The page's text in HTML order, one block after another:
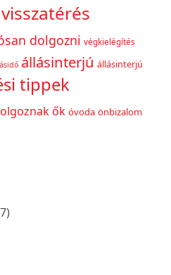
visszatérés
dolgozni végkielégítés
állásinterjú állásinterjú
tippek
ők óvoda önbizalom